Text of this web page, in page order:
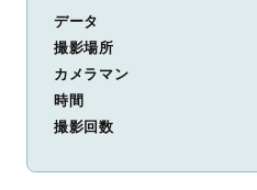
データ
撮影場所
カメラマン
時間
撮影回数